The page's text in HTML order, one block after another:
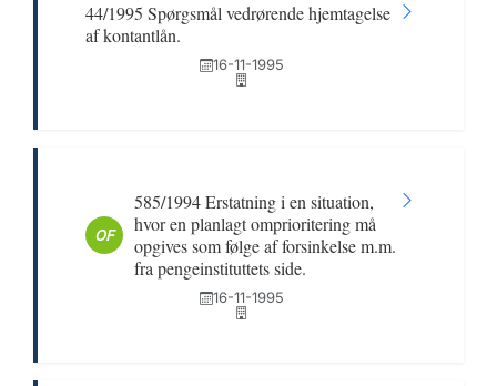
44/1995 Spørgsmål vedrørende hjemtagelse
af kontantlån.
16-11-1995
OF
585/1994 Erstatning i en situation,
hvor en planlagt omprioritering må
opgives som følge af forsinkelse m.m.
fra pengeinstituttets side.
16-11-1995